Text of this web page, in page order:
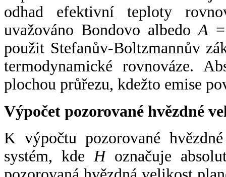
odhad efektivní teploty
uvažováno Bondovo albedoA
použit Stefanův-Boltzmannův
termodynamické rovnováze.
plochou průřezu, kdežto emise
Výpočet pozorované hvězdné
K výpočtu pozorované
systém, kde Hoznačuje